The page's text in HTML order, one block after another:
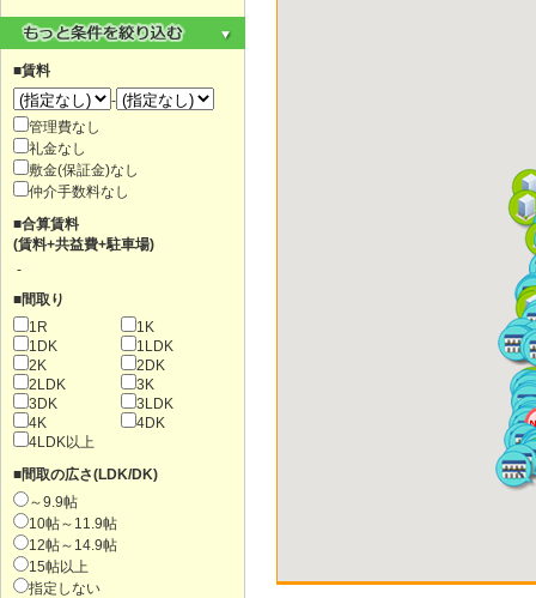
■賃料
-
管理費なし
礼金なし
敷金(保証金)なし
仲介手数料なし
■合算賃料
(賃料+共益費+駐車場)
-
■間取り
1R
1K
1DK
1LDK
2K
2DK
2LDK
3K
3DK
3LDK
4K
4DK
4LDK以上
■間取の広さ(LDK/DK)
～9.9帖
10帖～11.9帖
12帖～14.9帖
15帖以上
指定しない